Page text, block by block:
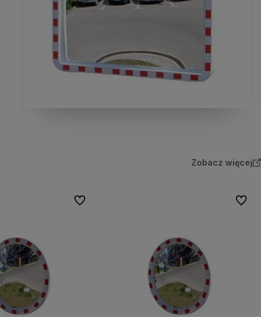
Zobacz więcej
Do ulubionych Do